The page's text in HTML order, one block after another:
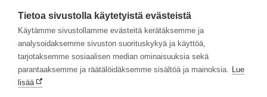
Seuraa meitä:
Tietoa sivustolla käytetyistä evästeistä
Käytämme sivustollamme evästeitä kerätäksemme ja
analysoidaksemme sivuston suorituskykyä ja käyttöä,
tarjotaksemme sosiaalisen median ominaisuuksia sekä
parantaaksemme ja räätälöidäksemme sisältöä ja mainoksia. Lue
lisää